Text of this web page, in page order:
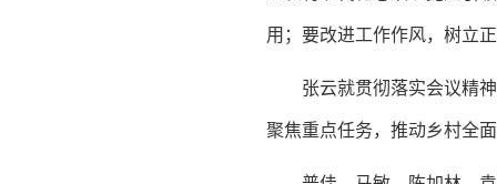
用；要改进工作作风，树立
张云就贯彻落实会议精
聚焦重点任务，推动乡村全